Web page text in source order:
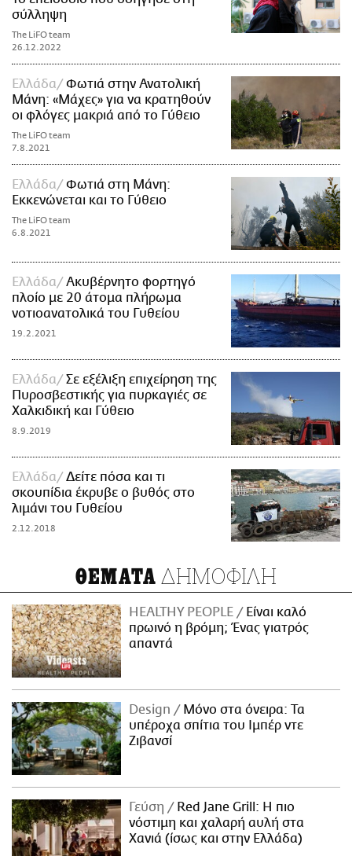
σύλληψη
The LiFO team
26.12.2022
Ελλάδα
Φωτιά στην Ανατολική
Μάνη: «Μάχες» για να κρατηθούν
οι φλόγες μακριά από το Γύθειο
The LiFO team
7.8.2021
Ελλάδα
Φωτιά στη Μάνη:
Εκκενώνεται και το Γύθειο
The LiFO team
6.8.2021
Ελλάδα
Ακυβέρνητο φορτηγό
πλοίο με 20 άτομα πλήρωμα
νοτιοανατολικά του Γυθείου
19.2.2021
Ελλάδα
Σε εξέλιξη επιχείρηση της
Πυροσβεστικής για πυρκαγιές σε
Χαλκιδική και Γύθειο
8.9.2019
Ελλάδα
Δείτε πόσα και τι
σκουπίδια έκρυβε ο βυθός στο
λιμάνι του Γυθείου
2.12.2018
ΘΕΜΑΤΑ ΔΗΜΟΦΙΛΗ
HEALTHY PEOPLE
Είναι καλό
πρωινό η βρόμη; Ένας γιατρός
απαντά
Design
Μόνο στα όνειρα: Τα
υπέροχα σπίτια του Ιμπέρ ντε
Ζιβανσί
Γεύση
Red Jane Grill: Η πιο
νόστιμη και χαλαρή αυλή στα
Χανιά (ίσως και στην Ελλάδα)